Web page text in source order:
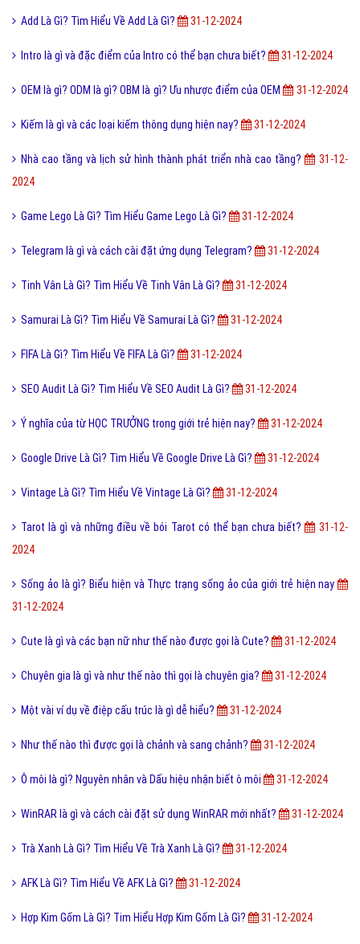
Add Là Gì? Tìm Hiểu Về Add Là Gì? 31-12-2024
Intro là gì và đặc điểm của Intro có thể bạn chưa biết? 31-12-2024
OEM là gì? ODM là gì? OBM là gì? Ưu nhược điểm của OEM 31-12-2024
Kiếm là gì và các loại kiếm thông dụng hiện nay? 31-12-2024
Nhà cao tầng và lịch sử hình thành phát triển nhà cao tầng?
31-12-
2024
Game Lego Là Gì? Tìm Hiểu Game Lego Là Gì? 31-12-2024
Telegram là gì và cách cài đặt ứng dụng Telegram? 31-12-2024
Tinh Vân Là Gì? Tìm Hiểu Về Tinh Vân Là Gì? 31-12-2024
Samurai Là Gì? Tìm Hiểu Về Samurai Là Gì? 31-12-2024
FIFA Là Gì? Tìm Hiểu Về FIFA Là Gì? 31-12-2024
SEO Audit Là Gì? Tìm Hiểu Về SEO Audit Là Gì? 31-12-2024
Ý nghĩa của từ HỌC TRƯỞNG trong giới trẻ hiện nay? 31-12-2024
Google Drive Là Gì? Tìm Hiểu Về Google Drive Là Gì? 31-12-2024
Vintage Là Gì? Tìm Hiểu Về Vintage Là Gì? 31-12-2024
Tarot là gì và những điều về bói Tarot có thể bạn chưa biết?
31-12-
2024
Sống ảo là gì? Biểu hiện và Thực trạng sống ảo của giới trẻ hiện nay
31-12-2024
Cute là gì và các bạn nữ như thế nào được gọi là Cute? 31-12-2024
Chuyên gia là gì và như thế nào thì gọi là chuyên gia? 31-12-2024
Một vài ví dụ về điệp cấu trúc là gì dễ hiểu? 31-12-2024
Như thế nào thì được gọi là chảnh và sang chảnh? 31-12-2024
Ô môi là gì? Nguyên nhân và Dấu hiệu nhận biết ô môi 31-12-2024
WinRAR là gì và cách cài đặt sử dụng WinRAR mới nhất? 31-12-2024
Trà Xanh Là Gì? Tìm Hiểu Về Trà Xanh Là Gì? 31-12-2024
AFK Là Gì? Tìm Hiểu Về AFK Là Gì? 31-12-2024
Hợp Kim Gốm Là Gì? Tim Hiểu Hợp Kim Gốm Là Gì? 31-12-2024